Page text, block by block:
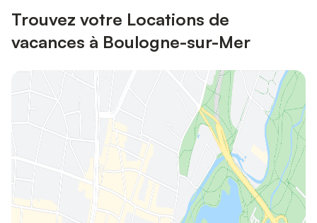
Trouvez votre Locations de
vacances à Boulogne-sur-Mer